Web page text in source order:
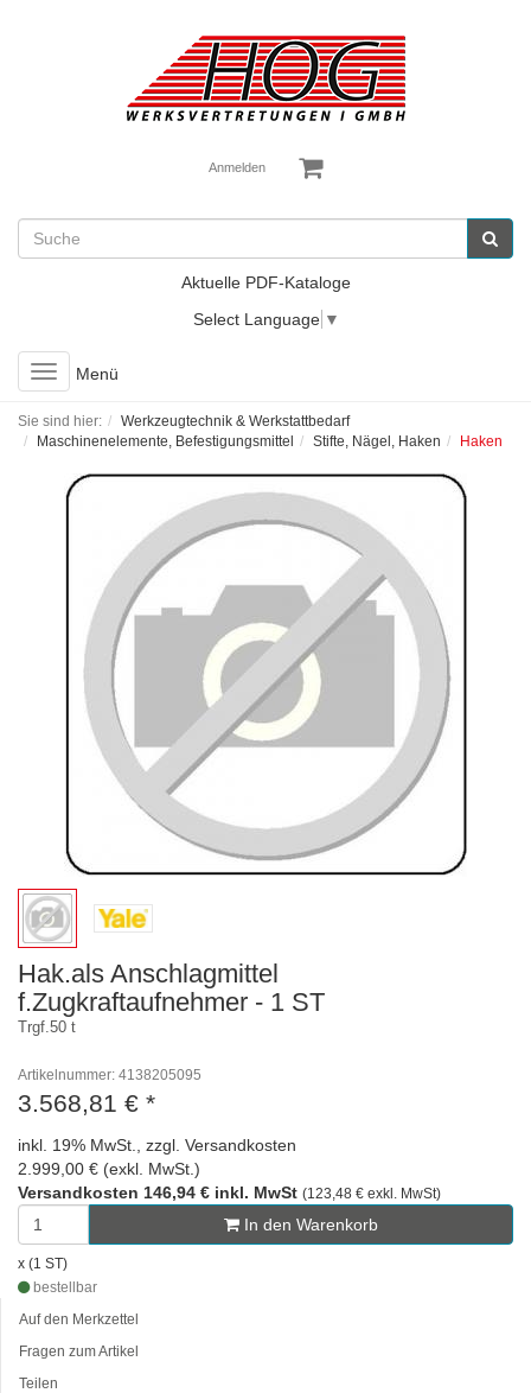
Anmelden
Aktuelle PDF-Kataloge
Select Language ▼
Toggle
navigation
Menü
Sie sind hier:
Werkzeugtechnik & Werkstattbedarf
Maschinenelemente, Befestigungsmittel
Stifte, Nägel, Haken Haken
Hak.als Anschlagmittel
f.Zugkraftaufnehmer - 1 ST
Trgf.50 t
Artikelnummer: 4138205095
3.568,81 € *
inkl. 19% MwSt., zzgl. Versandkosten
2.999,00 € (exkl. MwSt.)
Versandkosten 146,94 € inkl. MwSt (123,48 € exkl. MwSt)
In den Warenkorb
x (1 ST)
bestellbar
Auf den Merkzettel
Fragen zum Artikel
Teilen